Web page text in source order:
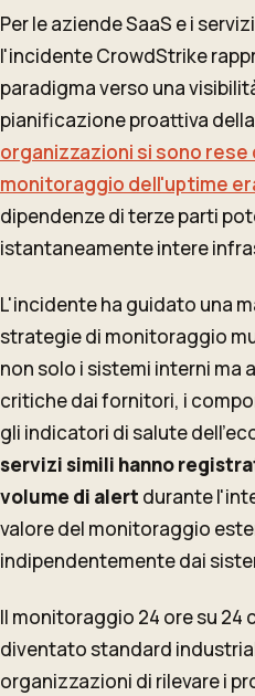
Per le aziende SaaS e i
l'incidente CrowdStrike
paradigma verso una
pianificazione proattiva
organizzazioni si sono
monitoraggio dell'uptime
dipendenze di terze parti
istantaneamente intere
L'incidente ha guidato una
strategie di monitoraggio
non solo i sistemi interni ma
critiche dai fornitori, i
gli indicatori di salute
servizi simili hanno
volume di alert durante
valore del monitoraggio
indipendentemente dai
Il monitoraggio 24 ore su 24
diventato standard
organizzazioni di rilevare i